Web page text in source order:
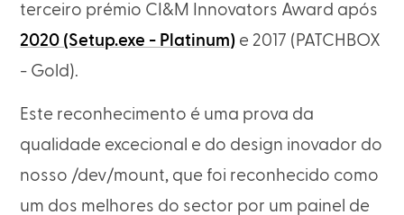
terceiro prémio CI&M Innovators Award após
2020 (Setup.exe - Platinum) e 2017 (PATCHBOX
- Gold).
Este reconhecimento é uma prova da
qualidade excecional e do design inovador do
nosso /dev/mount, que foi reconhecido como
um dos melhores do sector por um painel de